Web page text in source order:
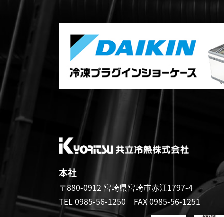
本社
〒880-0912 宮崎県宮崎市赤江1797-4
TEL 0985-56-1250 FAX 0985-56-1251